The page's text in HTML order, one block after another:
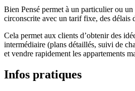
Bien Pensé permet à un particulier ou
circonscrite avec un tarif fixe, des délais
Cela permet aux clients d’obtenir des
intermédiaire (plans détaillés, suivi de
et vendre rapidement les appartements
Infos pratiques